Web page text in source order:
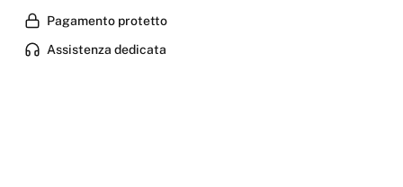
Pagamento protetto
Assistenza dedicata